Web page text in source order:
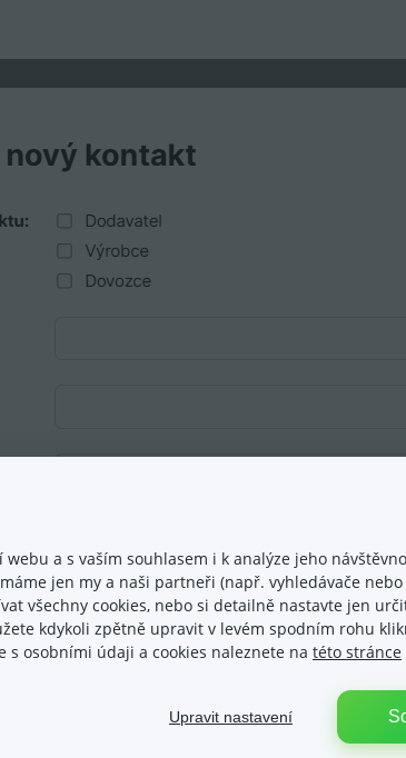
a s vaším souhlasem i k analýze jeho
jen my a naši partneři (např. vyhledávače nebo
všechny cookies, nebo si detailně nastavte jen
kdykoli zpětně upravit v levém spodním rohu
s osobními údaji a cookies naleznete na této stránce
Upravit nastavení